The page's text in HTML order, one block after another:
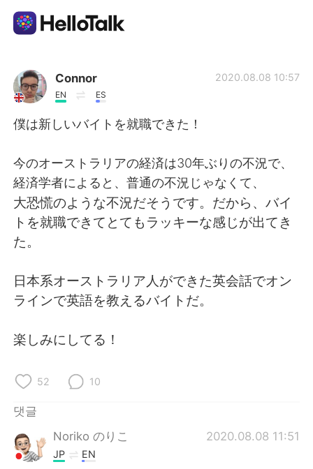
언어 교환 앱
AI Grammar Checker
English 简体中文
العربية Français
Indonesia
Português
Connor
EN ES
2020.08.08 10:57
僕は新しいバイトを就職できた！
今のオーストラリアの経済は30年ぶりの不況で、
経済学者によると、普通の不況じゃなくて、
大恐慌のような不況だそうです。だから、バイ
トを就職できてとてもラッキーな感じが出てき
た。
日本系オーストラリア人ができた英会話でオン
ラインで英語を教えるバイトだ。
楽しみにしてる！
52 10
댓글
Noriko のりこ
2020.08.08 11:51
JP EN